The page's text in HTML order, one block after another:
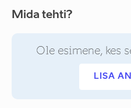
Mida tehti?
Ole esimene, kes
LISA